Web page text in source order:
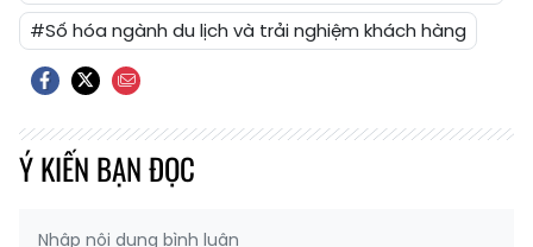
#Số hóa ngành du lịch và trải nghiệm khách hàng
Ý KIẾN BẠN ĐỌC